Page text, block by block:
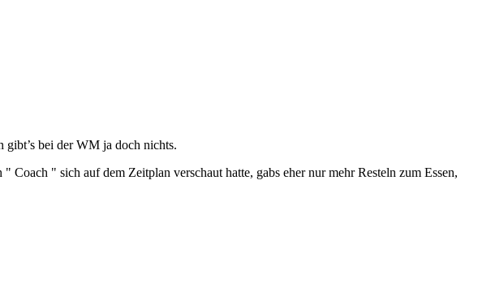
bei der WM ja doch nichts.
" sich auf dem Zeitplan verschaut hatte, gabs eher nur mehr Resteln zum Essen,